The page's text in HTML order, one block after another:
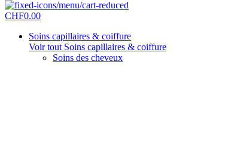
CHF0.00
Soins capillaires & coiffure
Voir tout Soins capillaires & coiffure
Soins des cheveux